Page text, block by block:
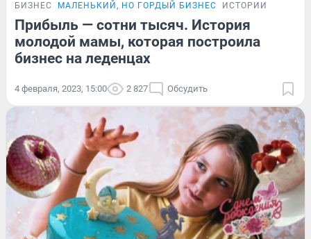
БИЗНЕС МАЛЕНЬКИЙ, НО ГОРДЫЙ БИЗНЕС ИСТОРИИ
Прибыль — сотни тысяч. История
молодой мамы, которая построила
бизнес на леденцах
4 февраля, 2023, 15:00 2 827 Обсудить